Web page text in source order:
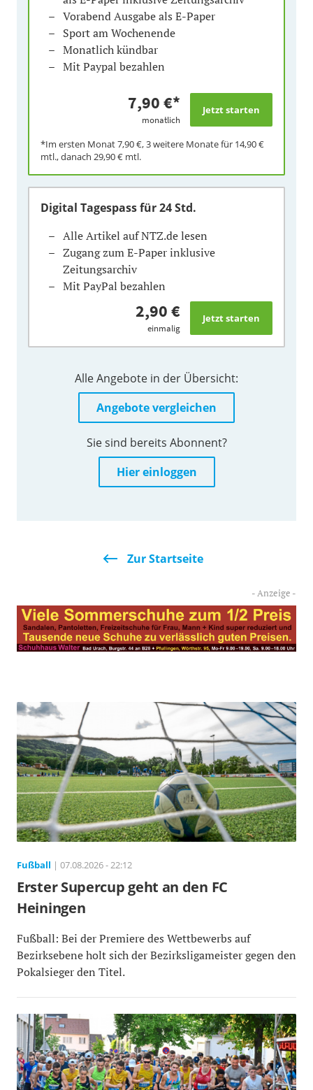
Vorabend Ausgabe als E-Paper
Sport am Wochenende
Monatlich kündbar
Mit Paypal bezahlen
7,90 €*
monatlich
*Im ersten Monat7,90 €, 3 weitere Monate für 14,90 €
mtl., danach 29,90 € mtl.
Digital Tagespassfür 24 Std.
Alle Artikel auf NTZ.de lesen
Zugang zum E-Paper inklusive
Zeitungsarchiv
Mit PayPal bezahlen
2,90 €
einmalig
Alle Angebote in der Übersicht:
Angebote vergleichen
Sie sind bereits Abonnent?
Hier einloggen
Zur Startseite
Fußball | 07.08.2026 - 22:12
Erster Supercup geht an den FC
Heiningen
Fußball: Bei der Premiere des Wettbewerbs auf
Bezirksebene holt sich der Bezirksligameister gegen den
Pokalsieger den Titel.